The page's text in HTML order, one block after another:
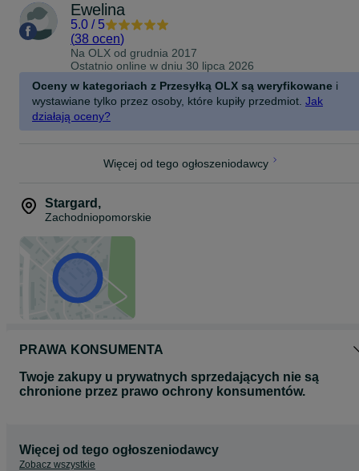
Ewelina
5.0 / 5
(38 ocen)
Na OLX od grudnia 2017
Ostatnio online w dniu 30 lipca 2026
Oceny w kategoriach z Przesyłką OLX są weryfikowane i
wystawiane tylko przez osoby, które kupiły przedmiot. Jak
działają oceny?
Więcej od tego ogłoszeniodawcy
Stargard ,
Zachodniopomorskie
PRAWA KONSUMENTA
Twoje zakupy u prywatnych sprzedających nie są
chronione przez prawo ochrony konsumentów.
Więcej od tego ogłoszeniodawcy
Zobacz wszystkie